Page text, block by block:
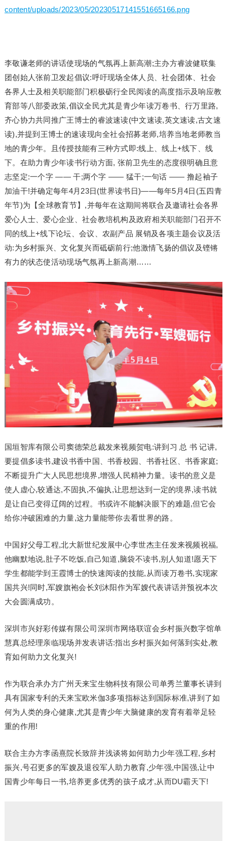
content/uploads/2023/05/20230517141551665166.png
李敬谦老师的讲话使现场的气氛再上新高潮;主办方睿波健联集
团创始人张前卫发起倡议:呼吁现场全体人员、社会团体、社会
各界人士及相关职能部门积极砺行全民阅读的高度指示及响应教
育部等八部委政策,倡议全民尤其是青少年读万卷书、行万里路,
齐心协力共同推广王博士的睿波速读(中文速读,英文速读,古文速
读),并提到王博士的速读现向全社会招募老师,培养当地老师教当
地的青少年。且传授技能有三种方式即:线上、线上+线下、线
下。在助力青少年读书行动方面, 张前卫先生的态度很明确且意
志坚定:一个字 —— 干;两个字 —— 猛干;一句话 —— 撸起袖子
加油干!并确定每年4月23日(世界读书日)——每年5月4日(五四青
年节)为【全球教育节】,并每年在这期间将联合及邀请社会各界
爱心人士、爱心企业、社会教培机构及政府相关职能部门召开不
同的线上+线下论坛、会议、农副产品 展销及各项主题会议及活
动:为乡村振兴、文化复兴而砥砺前行;他激情飞扬的倡议及铿锵
有力的状态使活动现场气氛再上新高潮……
国垣智库有限公司窦德荣总裁发来视频贺电:讲到习 总 书 记讲,
要提倡多读书,建设书香中国、书香校园、书香社区、书香家庭;
不断提升广大人民思想境界,增强人民精神力量。读书的意义是
使人虚心,较通达,不固执,不偏执,让思想达到一定的境界,读书就
是让自己变得辽阔的过程。书或许不能解决眼下的难题,但它会
给你冲破困难的力量,这力量能带你去看世界的路。
中国好父母工程,北大新世纪发展中心李世杰主任发来视频祝福,
他幽默地说,肚子不吃饭,自己知道,脑袋不读书,别人知道!愿天下
学生都能学到王霞博士的快速阅读的技能,从而读万卷书,实现家
国共兴!同时,军嫂旗袍会长刘沐阳作为军嫂代表讲话并预祝本次
大会圆满成功。
深圳市兴好彩传媒有限公司深圳市网络联谊会乡村振兴数字馆单
慧真总经理亲临现场并发表讲话:指出乡村振兴如何落到实处,教
育如何助力文化复兴!
作为联合承办方广州天来宝生物科技有限公司单秀兰董事长讲到
具有国家专利的天来宝欧米伽3多项指标达到国际标准,讲到了如
何为人类的身心健康,尤其是青少年大脑健康的发育有着举足轻
重的作用!
联合主办方李函熹院长致辞并浅谈将如何助力少年强工程,乡村
振兴,号召更多的军嫂及退役军人助力教育,少年强,中国强,让中
国青少年每日一书,培养更多优秀的孩子成才,从而DU霸天下!